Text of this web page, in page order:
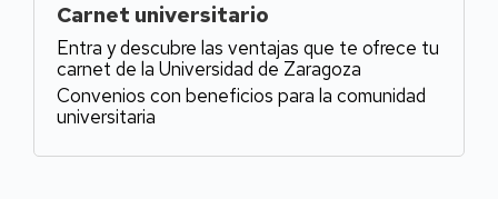
Carnet universitario
Entra y descubre las ventajas que te ofrece tu
carnet de la Universidad de Zaragoza
Convenios con beneficios para la comunidad
universitaria